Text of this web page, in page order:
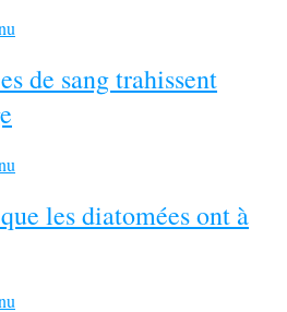
de sang trahissent
les diatomées ont à